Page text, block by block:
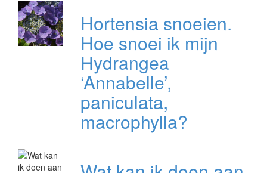
Hortensia snoeien.
Hoe snoei ik mijn
Hydrangea
‘Annabelle’,
paniculata,
macrophylla?